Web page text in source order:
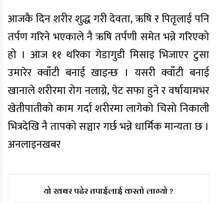
आजकै दिन शरीर शुद्ध गरी देवता, ऋषि र पितृलाई पनि
तर्पण गरिने भएकाले नै ऋषि तर्पणी समेत भन्ने गरिएको
हो । आज ११ थरिका गेडागुडी मिसाइ भिजाएर टुसा
उमारेर क्वाँटी बनाई खाइन्छ । यसरी क्वाँटी बनाई
खानाले शरीरमा रोग नलाग्ने, पेट सफा हुने र वर्षायामभर
खेतीपातीको काम गर्दा शरीरमा लागेको चिसो निकाली
भित्रदेखि नै तापको सञ्चार गर्छ भन्ने धार्मिक मान्यता छ ।
अनलाइनखबर
यो खबर पढेर तपाईलाई कस्तो लाग्यो ?